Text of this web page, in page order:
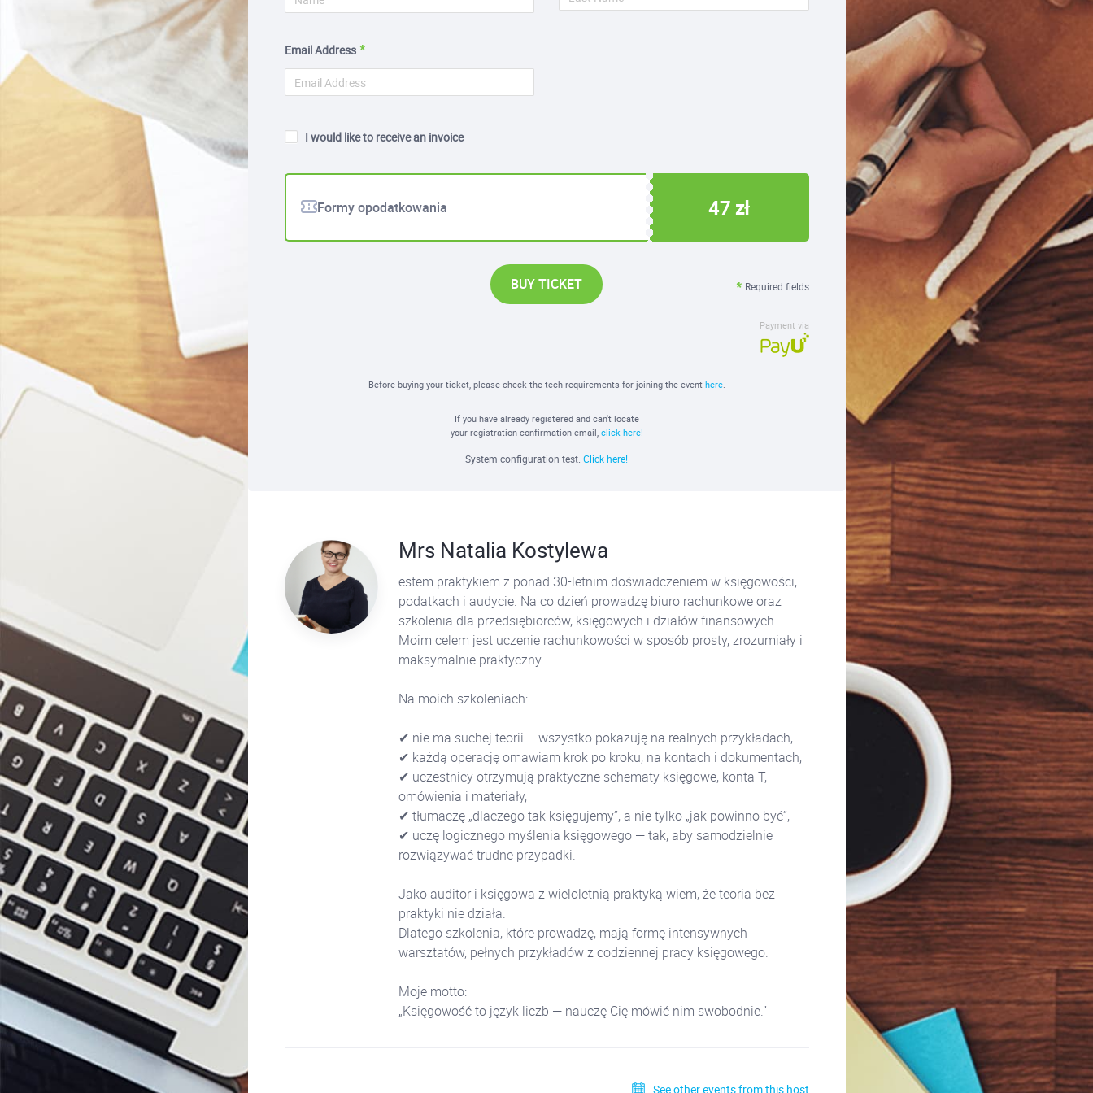
Email Address
I would like to receive an invoice
Formy opodatkowania 47 zł
Required fields
BUY TICKET
Payment via
Before buying your ticket, please check the tech requirements for joining the event here.
If you have already registered and can't locate
your registration confirmation email, click here!
System configuration test. Click here!
Mrs Natalia Kostylewa
estem praktykiem z ponad 30-letnim doświadczeniem w księgowości,
podatkach i audycie. Na co dzień prowadzę biuro rachunkowe oraz
szkolenia dla przedsiębiorców, księgowych i działów finansowych.
Moim celem jest uczenie rachunkowości w sposób prosty, zrozumiały i
maksymalnie praktyczny.
Na moich szkoleniach:
✔ nie ma suchej teorii – wszystko pokazuję na realnych przykładach,
✔ każdą operację omawiam krok po kroku, na kontach i dokumentach,
✔ uczestnicy otrzymują praktyczne schematy księgowe, konta T,
omówienia i materiały,
✔ tłumaczę „dlaczego tak księgujemy”, a nie tylko „jak powinno być”,
✔ uczę logicznego myślenia księgowego — tak, aby samodzielnie
rozwiązywać trudne przypadki.
Jako auditor i księgowa z wieloletnią praktyką wiem, że teoria bez
praktyki nie działa.
Dlatego szkolenia, które prowadzę, mają formę intensywnych
warsztatów, pełnych przykładów z codziennej pracy księgowego.
Moje motto:
„Księgowość to język liczb — nauczę Cię mówić nim swobodnie.”
See other events from this host